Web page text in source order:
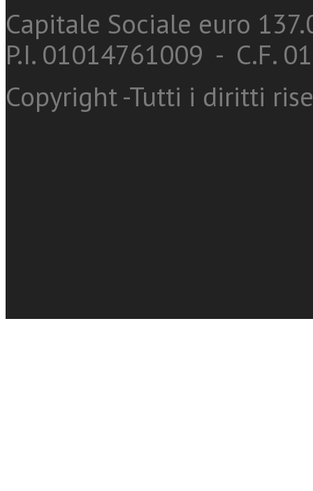
Capitale Sociale euro
P.I. 01014761009 - C.F.
Copyright -Tutti i diritti